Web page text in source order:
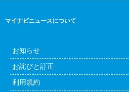
マイナビニュースについて
お知らせ
お詫びと訂正
利用規約